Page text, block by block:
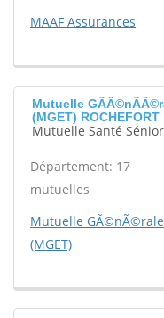
MAAF Assurances
Mutuelle
(MGET) ROCHEFORT
Mutuelle Santé Sénior
Département: 17
mutuelles
Mutuelle
(MGET)